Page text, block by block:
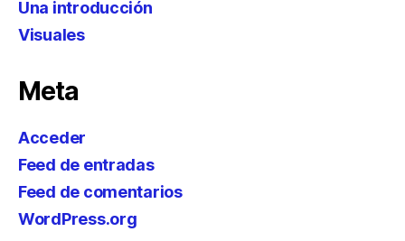
Una introducción
Visuales
Meta
Acceder
Feed de entradas
Feed de comentarios
WordPress.org